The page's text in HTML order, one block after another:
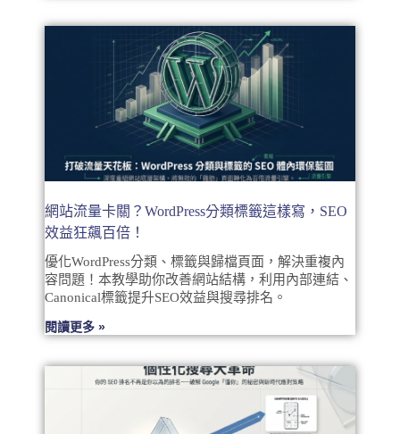
網站流量卡關？WordPress分類標籤這樣寫，SEO
效益狂飆百倍！
優化WordPress分類、標籤與歸檔頁面，解決重複內
容問題！本教學助你改善網站結構，利用內部連結、
Canonical標籤提升SEO效益與搜尋排名。
閱讀更多 »